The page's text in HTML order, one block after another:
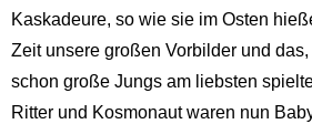
Kaskadeure, so wie sie im Osten
Zeit unsere großen Vorbilder und
schon große Jungs am liebsten
Ritter und Kosmonaut waren nun